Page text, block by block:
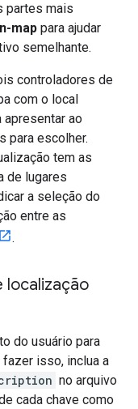
partes mais
map para ajudar
semelhante.
controladores de
com o local
apresentar ao
para escolher.
tem as
de lugares
a seleção do
entre as
.
localização
do usuário para
isso, inclua a
no arquivo
cada chave como